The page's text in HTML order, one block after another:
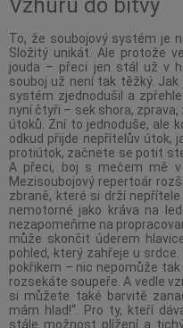
Vzhůru do bitvy
To, že soubojový systém je
Složitý unikát. Ale protože
jouda – přeci jen stál už v
souboj už není tak těžký.
systém zjednodušil a
nyní čtyři – sek shora,
útoků. Zní to jednoduše, ale
odkud přijde nepřítelův útok,
protiútok, začnete se potit
A přeci, boj s mečem mě
Mezisoubojový repertoár
zbraně, které si drží
nemotorné jako kráva na
nezapomeňme na
může skončit úderem
pohled, který zahřeje u
pokřikem – nic nepomůže
rozsekáte soupeře. A vedle
si můžete také barvitě
mám hlad!“. Pro ty, kteří
stále možnost plížení a